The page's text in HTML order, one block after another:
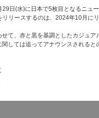
29日(水)に日本で5枚目となるニュ
リリースするのは、2024年10月に
て、赤と黒を基調としたカジュ
しては追ってアナウンスされると